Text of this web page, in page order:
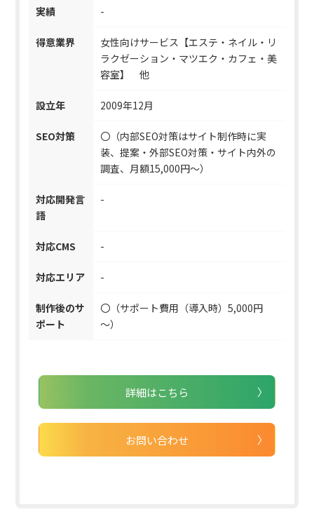
実績 -
得意業界
女性向けサービス【エステ・ネイル・リ
ラクゼーション・マツエク・カフェ・美
容室】 他
設立年 2009年12月
SEO対策
〇（内部SEO対策はサイト制作時に実
装、提案・外部SEO対策・サイト内外の
調査、月額15,000円～）
対応開発言
語
-
対応CMS -
対応エリア -
制作後のサ
ポート
〇（サポート費用（導入時）5,000円
～）
詳細はこちら
お問い合わせ